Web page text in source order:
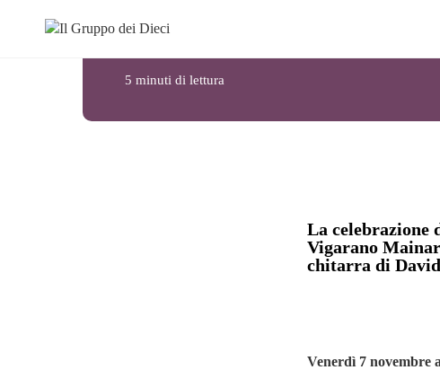
5 minuti di lettura
La celebrazione
Vigarano
chitarra di
Venerdì 7 novembre